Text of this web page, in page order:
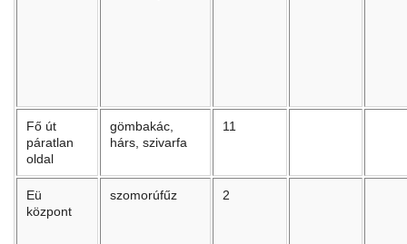
Fő út
páratlan
oldal
gömbakác,
hárs, szivarfa
11
Eü
központ
szomorúfűz 2